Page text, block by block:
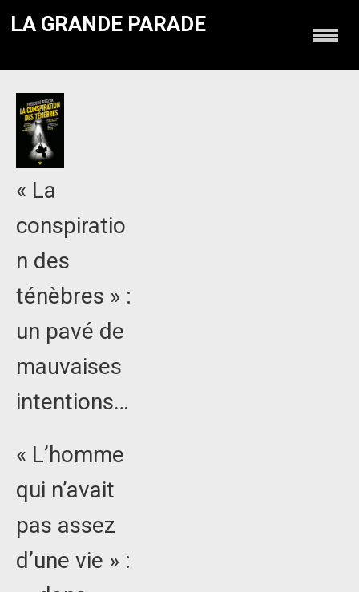
LA GRANDE PARADE
« La
conspiratio
n des
ténèbres » :
un pavé de
mauvaises
intentions…
« L’homme
qui n’avait
pas assez
d’une vie » :